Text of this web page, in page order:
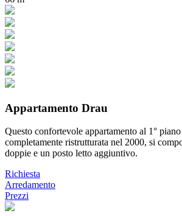
Appartamento Drau
Questo confortevole appartamento al 1°
completamente ristrutturata nel 2000, si
doppie e un posto letto aggiuntivo.
Richiesta
Arredamento
Prezzi